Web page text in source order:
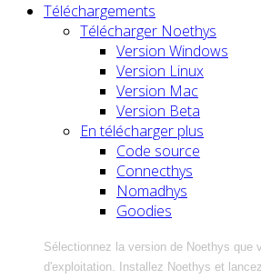
Téléchargements
Télécharger Noethys
Version Windows
Version Linux
Version Mac
Version Beta
En télécharger plus
Code source
Connecthys
Nomadhys
Goodies
Sélectionnez la version de Noethys
d'exploitation. Installez Noethys et